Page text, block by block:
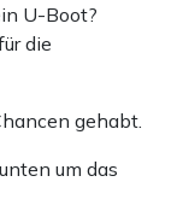
U-Boot?
die
gehabt.
um das